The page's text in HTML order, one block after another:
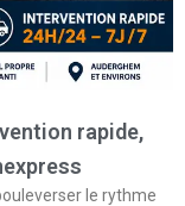
rapide,
le rythme